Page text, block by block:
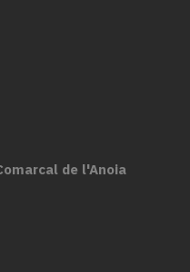
de l'Anoia